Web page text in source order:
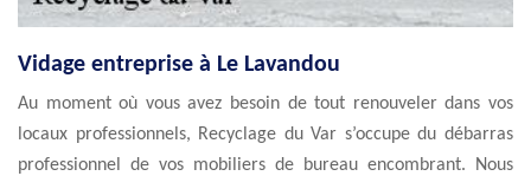
Vidage entreprise à Le Lavandou
Au moment où vous avez besoin de tout renouveler dans vos
locaux professionnels, Recyclage du Var s’occupe du débarras
professionnel de vos mobiliers de bureau encombrant. Nous